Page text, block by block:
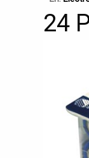
24